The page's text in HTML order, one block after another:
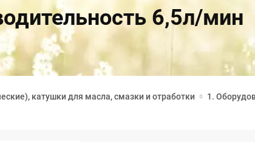
6,5л/мин
катушки для масла, смазки и отработки 1.